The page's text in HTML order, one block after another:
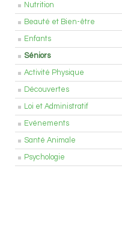
Nutrition
Beauté et Bien-être
Enfants
Séniors
Activité Physique
Découvertes
Loi et Administratif
Evénements
Santé Animale
Psychologie